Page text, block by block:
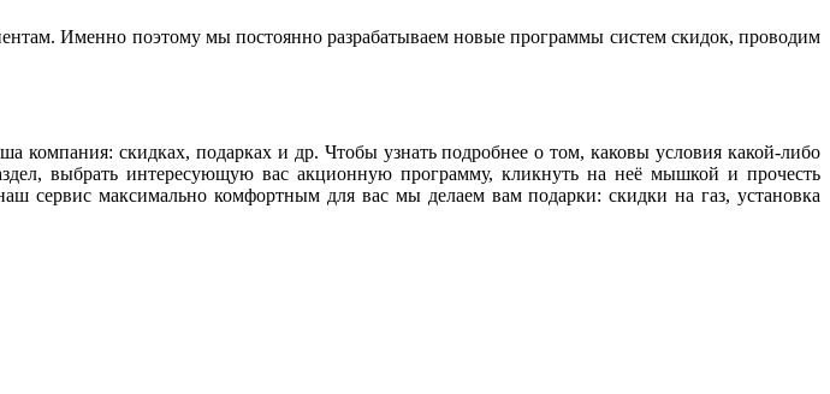
Именно поэтому мы постоянно разрабатываем новые программы систем скидок, проводим
скидках, подарках и др. Чтобы узнать подробнее о том, каковы условия какой-либо
выбрать интересующую вас акционную программу, кликнуть на неё мышкой и прочесть
максимально комфортным для вас мы делаем вам подарки: скидки на газ, установка